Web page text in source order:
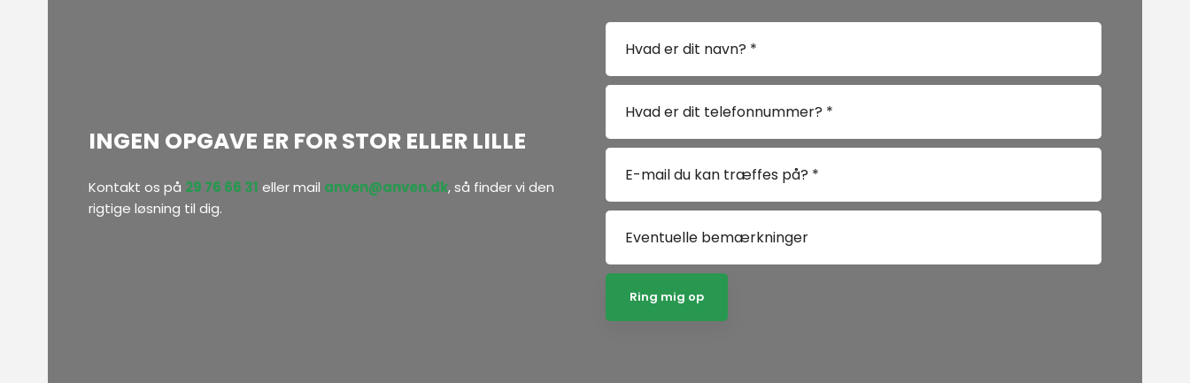
INGEN OPGAVE ER FOR STOR ELLER LILLE
Kontakt os på 29 76 66 31 eller mail anven@anven.dk, så finder vi den
rigtige løsning til dig.